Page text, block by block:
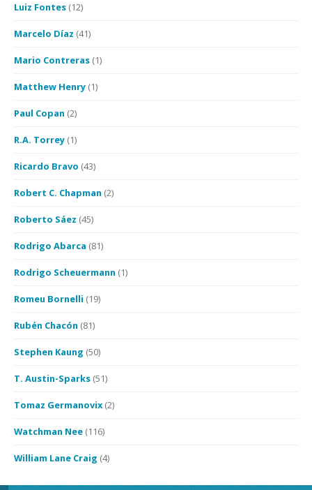
Luiz Fontes (12)
Marcelo Díaz (41)
Mario Contreras (1)
Matthew Henry (1)
Paul Copan (2)
R.A. Torrey (1)
Ricardo Bravo (43)
Robert C. Chapman (2)
Roberto Sáez (45)
Rodrigo Abarca (81)
Rodrigo Scheuermann (1)
Romeu Bornelli (19)
Rubén Chacón (81)
Stephen Kaung (50)
T. Austin-Sparks (51)
Tomaz Germanovix (2)
Watchman Nee (116)
William Lane Craig (4)